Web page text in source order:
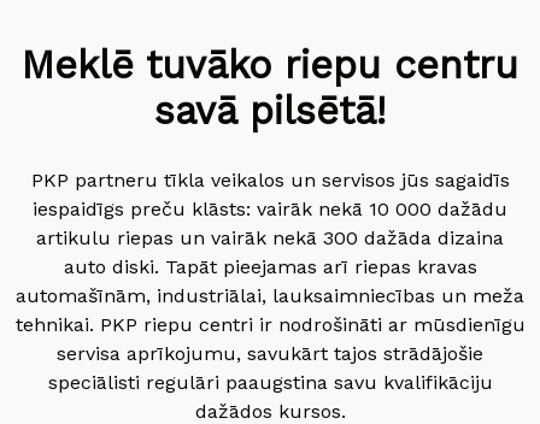
Meklē tuvāko riepu centru
savā pilsētā!
PKP partneru tīkla veikalos un servisos jūs sagaidīs
iespaidīgs preču klāsts: vairāk nekā 10 000 dažādu
artikulu riepas un vairāk nekā 300 dažāda dizaina
auto diski. Tapāt pieejamas arī riepas kravas
automašīnām, industriālai, lauksaimniecības un meža
tehnikai. PKP riepu centri ir nodrošināti ar mūsdienīgu
servisa aprīkojumu, savukārt tajos strādājošie
speciālisti regulāri paaugstina savu kvalifikāciju
dažādos kursos.